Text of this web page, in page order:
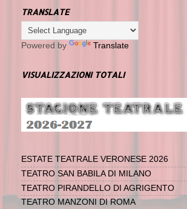
TRANSLATE
Powered by Translate
VISUALIZZAZIONI TOTALI
ESTATE TEATRALE VERONESE 2026
TEATRO SAN BABILA DI MILANO
TEATRO PIRANDELLO DI AGRIGENTO
TEATRO MANZONI DI ROMA